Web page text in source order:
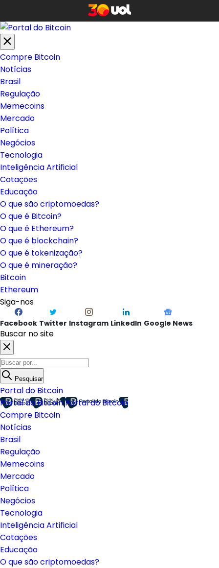
Compre Bitcoin
Notícias
Brasil
Regulação
Memecoins
Mercado
Política
Negócios
Tecnologia
Inteligência Artificial
Cotações
Educação
O que são criptomoedas?
O que é Bitcoin?
O que é Ethereum?
O que é blockchain?
O que é tokenização?
O que é mineração?
Bitcoin
Ethereum
Siga-nos
Facebook Twitter Instagram LinkedIn Google News
Buscar no site
Pesquisar
Portal do Bitcoin
Portal do BitcoinPortal do Bitcoin
Compre Bitcoin
Notícias
Brasil
Regulação
Memecoins
Mercado
Política
Negócios
Tecnologia
Inteligência Artificial
Cotações
Educação
O que são criptomoedas?